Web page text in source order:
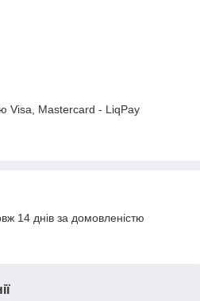
Visa, Mastercard - LiqPay
14 днів за домовленістю